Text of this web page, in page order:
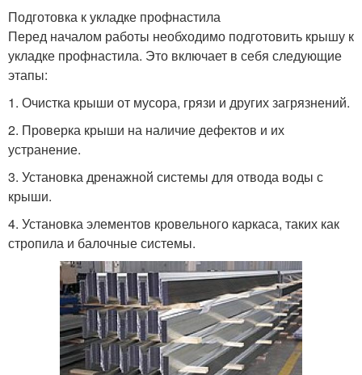
Подготовка к укладке профнастила
Перед началом работы необходимо подготовить крышу к
укладке профнастила. Это включает в себя следующие
этапы:
1. Очистка крыши от мусора, грязи и других загрязнений.
2. Проверка крыши на наличие дефектов и их
устранение.
3. Установка дренажной системы для отвода воды с
крыши.
4. Установка элементов кровельного каркаса, таких как
стропила и балочные системы.